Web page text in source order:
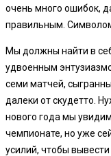
очень много ошибок,
правильным. Символом
Мы должны найти в
удвоенным
семи матчей,
далеки от скудетто.
нового года мы
чемпионате, но уже
усилий, чтобы